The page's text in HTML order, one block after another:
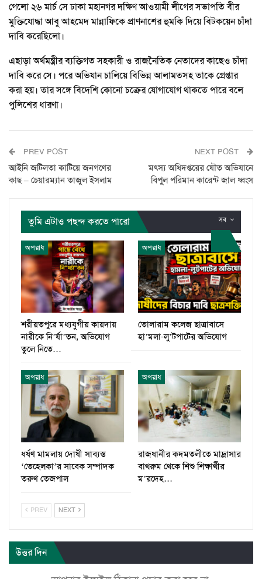
গেলো ২৬ মার্চ সে ঢাকা মহানগর দক্ষিণ আওয়ামী লীগের সভাপতি বীর
মুক্তিযোদ্ধা আবু আহমেদ মান্নাফিকে প্রাণনাশের হুমকি দিয়ে বিটকয়েন চাঁদা
দাবি করেছিলো।
এছাড়া অর্থমন্ত্রীর ব্যক্তিগত সহকারী ও রাজনৈতিক নেতাদের কাছেও চাঁদা
দাবি করে সে। পরে অভিযান চালিয়ে বিভিন্ন আলামতসহ তাকে গ্রেপ্তার
করা হয়। তার সঙ্গে বিদেশি কোনো চক্রের যোগাযোগ থাকতে পারে বলে
পুলিশের ধারণা।
PREV POST
আইনি জটিলতা কাটিয়ে জনগণের
কাছ – চেয়ারম্যান তাজুল ইসলাম
NEXT POST
মৎস্য অধিদপ্তরের যৌত অভিযানে
বিপু্ল পরিমান কারেন্ট জাল ধ্বংস
সব
তুমি এটাও পছন্দ করতে পারো
অপরাধ
শরীয়তপুরে মধ্যযুগীয় কায়দায়
নারীকে নি’র্যা’তন, অভিযোগ
তুলে নিতে…
অপরাধ
তোলারাম কলেজ ছাত্রাবাসে
হা’মলা-লু’টপাটের অভিযোগ
অপরাধ
ধর্ষণ মামলায় দোষী সাব্যস্ত
‘তেহেলকা’র সাবেক সম্পাদক
তরুণ তেজপাল
অপরাধ
রাজধানীর কদমতলীতে মাদ্রাসার
বাথরুম থেকে শিশু শিক্ষার্থীর
ম’রদেহ…
PREV NEXT
উত্তর দিন